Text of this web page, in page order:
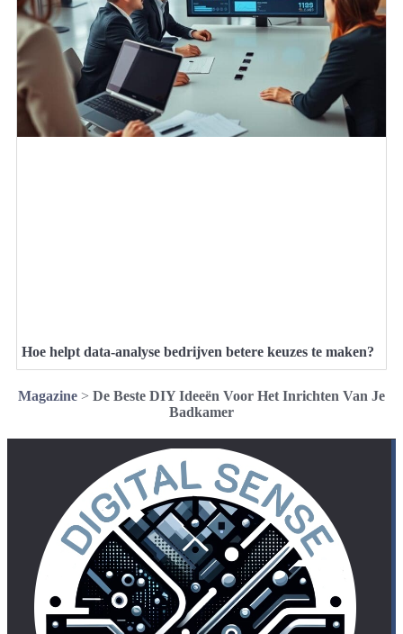
Hoe helpt data-analyse bedrijven betere keuzes te maken?
Magazine > De Beste DIY Ideeën Voor Het Inrichten Van Je
Badkamer